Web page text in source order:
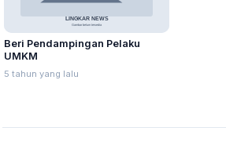
Beri Pendampingan Pelaku
UMKM
5 tahun yang lalu